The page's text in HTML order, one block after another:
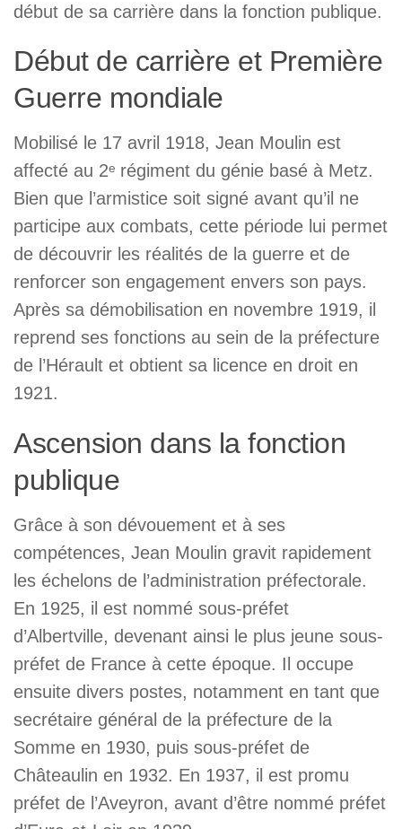
début de sa carrière dans la fonction publique.
Début de carrière et Première
Guerre mondiale
Mobilisé le 17 avril 1918, Jean Moulin est
affecté au 2ᵉ régiment du génie basé à Metz.
Bien que l’armistice soit signé avant qu’il ne
participe aux combats, cette période lui permet
de découvrir les réalités de la guerre et de
renforcer son engagement envers son pays.
Après sa démobilisation en novembre 1919, il
reprend ses fonctions au sein de la préfecture
de l’Hérault et obtient sa licence en droit en
1921.
Ascension dans la fonction
publique
Grâce à son dévouement et à ses
compétences, Jean Moulin gravit rapidement
les échelons de l’administration préfectorale.
En 1925, il est nommé sous-préfet
d’Albertville, devenant ainsi le plus jeune sous-
préfet de France à cette époque. Il occupe
ensuite divers postes, notamment en tant que
secrétaire général de la préfecture de la
Somme en 1930, puis sous-préfet de
Châteaulin en 1932. En 1937, il est promu
préfet de l’Aveyron, avant d’être nommé préfet